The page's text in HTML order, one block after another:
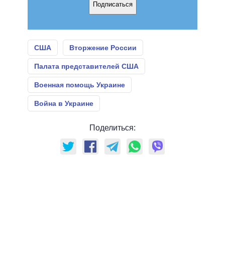
Подписаться
США Вторжение России
Палата представителей США
Военная помощь Украине
Война в Украине
Поделиться: